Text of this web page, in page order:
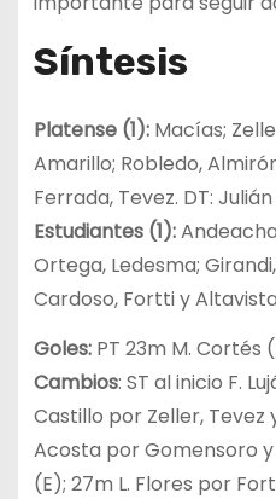
Síntesis
Platense (1):Macías;
Amarillo; Robledo,
Ferrada, Tevez. DT:
Estudiantes (1):
Ortega, Ledesma;
Cardoso, Fortti y
Goles:PT 23m M. Cortés
Cambios: ST al inicio F.
Castillo por Zeller, Tevez
Acosta por Gomensoro
(E); 27m L. Flores por